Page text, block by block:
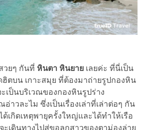
วยๆ กันที่ หินตา หินยาย เลยค่ะ ที่นี่เป็น
ตบน เกาะสมุย ที่ต้องมาถ่ายรูปกองหิน
เป็นบริเวณของกองหินรูปร่าง
าวละไม ซึ่งเป็นเรื่องเล่าที่เล่าต่อๆ กัน
เกิดเหตุพายุครั้งใหญ่และได้ทำให้เรือ
เดินทางไปสู่ขอลูกสาวของตาม่องล่าย